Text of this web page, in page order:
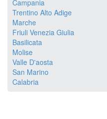
Campania
Trentino Alto Adige
Marche
Friuli Venezia Giulia
Basilicata
Molise
Valle D'aosta
San Marino
Calabria